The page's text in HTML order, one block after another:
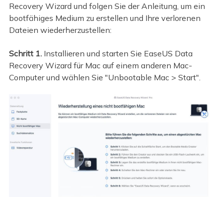
Recovery Wizard und folgen Sie der Anleitung, um ein
bootfähiges Medium zu erstellen und Ihre verlorenen
Dateien wiederherzustellen:
Schritt 1. Installieren und starten Sie EaseUS Data
Recovery Wizard für Mac auf einem anderen Mac-
Computer und wählen Sie "Unbootable Mac > Start".